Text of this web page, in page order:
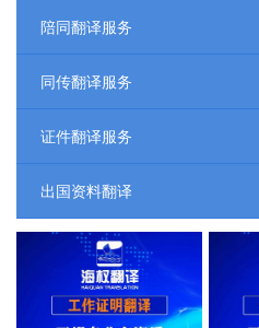
陪同翻译服务
同传翻译服务
证件翻译服务
出国资料翻译